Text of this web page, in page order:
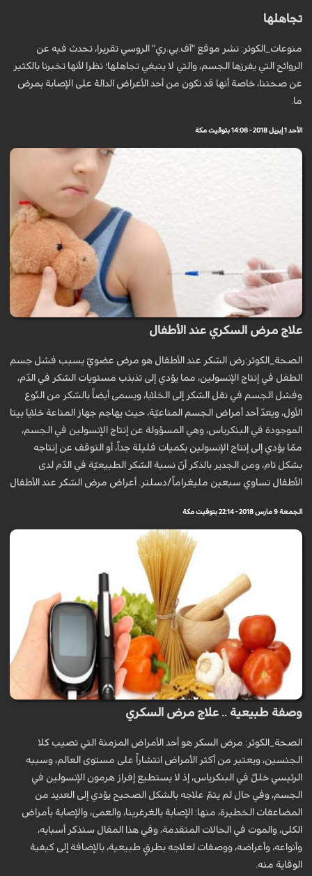
تجاهلها
منوعات_الكوثر: نشر موقع "آف.بي.ري" الروسي تقريرا، تحدث فيه عن
الروائح التي يفرزها الجسم، والتي لا ينبغي تجاهلها؛ نظرا لأنها تخبرنا بالكثير
عن صحتنا، خاصة أنها قد تكون من أحد الأعراض الدالة على الإصابة بمرض
ما.
الأحد 1 إبريل 2018 - 14:08 بتوقيت مكة
علاج مرض السكري عند الأطفال
الصحة_الكوثر:رض السّكر عند الأطفال هو مرض عضويّ يسبب فشل جسم
الطفل في إنتاج الإنسولين، مما يؤدي إلى تذبذب مستويات السّكر في الدّم،
وفشل الجسم في نقل السّكر إلى الخلايا، ويسمى أيضاً بالسّكر من النّوع
الأول، ويعدّ أحد أمراض الجسم المناعيّة، حيث يهاجم جهاز المناعة خلايا بيتا
الموجودة في البنكرياس، وهي المسؤولة عن إنتاج الإنسولين في الجسم،
ممّا يؤدي إلى إنتاج الإنسولين بكميات قليلة جداً، أو التوقف عن إنتاجه
بشكل تام، ومن الجدير بالذكر أنّ نسبة السّكر الطبيعيّة في الدّم لدى
الأطفال تساوي سبعين مليغراماً/دسلتر. أعراض مرض السّكر عند الأطفال
الجمعة 9 مارس 2018 - 22:14 بتوقيت مكة
وصفة طبيعية .. علاج مرض السكري
الصحة_الكوثر: مرض السكر هو أحد الأمراض المزمنة التي تصيب كلا
الجنسين، ويعتبر من أكثر الأمراض انتشاراً على مستوى العالم، وسببه
الرئيسي خللٌ في البنكرياس، إذ لا يستطيع إفراز هرمون الإنسولين في
الجسم، وفي حال لم يتمّ علاجه بالشكل الصحيح يؤدي إلى العديد من
المضاعفات الخطيرة، منها: الإصابة بالغرغرينا، والعمى، والإصابة بأمراض
الكلى، والموت في الحالات المتقدمة، وفي هذا المقال سنذكر أسبابه،
وأنواعه، وأعراضه، ووصفات لعلاجه بطرقٍ طبيعية، بالإضافة إلى كيفية
الوقاية منه.